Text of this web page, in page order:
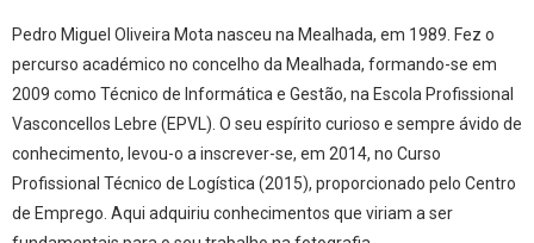
Pedro Miguel Oliveira Mota nasceu na Mealhada, em 1989. Fez o
percurso académico no concelho da Mealhada, formando-se em
2009 como Técnico de Informática e Gestão, na Escola Profissional
Vasconcellos Lebre (EPVL). O seu espírito curioso e sempre ávido de
conhecimento, levou-o a inscrever-se, em 2014, no Curso
Profissional Técnico de Logística (2015), proporcionado pelo Centro
de Emprego. Aqui adquiriu conhecimentos que viriam a ser